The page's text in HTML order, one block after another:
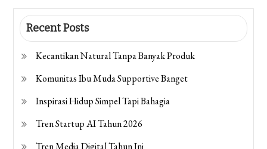
Recent Posts
Kecantikan Natural Tanpa Banyak Produk
Komunitas Ibu Muda Supportive Banget
Inspirasi Hidup Simpel Tapi Bahagia
Tren Startup AI Tahun 2026
Tren Media Digital Tahun Ini